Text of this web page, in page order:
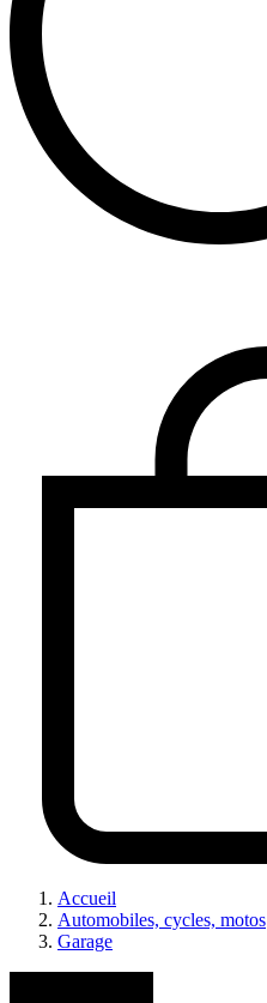
Accueil
Automobiles, cycles, motos
Garage